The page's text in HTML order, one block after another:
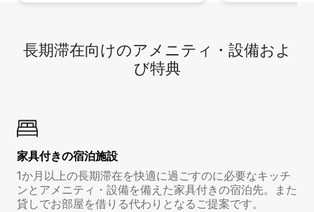
長期滞在向け⁠のア⁠メ⁠ニ⁠テ⁠ィ⁠・設⁠備⁠およ
び特⁠典
家具付き⁠の宿⁠泊⁠施⁠設
1か月以上の長期滞在を快適に過ごすのに必要なキッチ
ンとアメニティ・設備を備えた家具付きの宿泊先。また
貸しでお部屋を借りる代わりとなるご提案です。